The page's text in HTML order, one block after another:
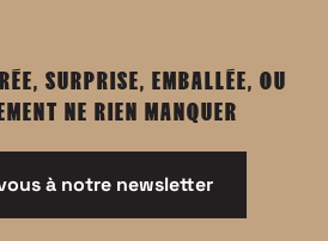
SURPRISE, EMBALLÉE, OU
NE RIEN MANQUER
à notre newsletter